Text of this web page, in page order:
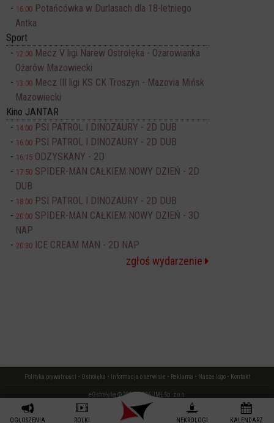
16:00 Potańcówka w Durlasach dla 18-letniego
Antka
Sport
12:00 Mecz V ligi Narew Ostrołęka - Ożarowianka
Ożarów Mazowiecki
13:00 Mecz III ligi KS CK Troszyn - Mazovia Mińsk
Mazowiecki
Kino JANTAR
14:00 PSI PATROL I DINOZAURY - 2D DUB
16:00 PSI PATROL I DINOZAURY - 2D DUB
16:15 ODZYSKANY - 2D
17:50 SPIDER-MAN CAŁKIEM NOWY DZIEŃ - 2D
DUB
18:00 PSI PATROL I DINOZAURY - 2D DUB
20:00 SPIDER-MAN CAŁKIEM NOWY DZIEŃ - 3D
NAP
20:30 ICE CREAM MAN - 2D NAP
zgłoś wydarzenie
Polityka prywatności • Ostrołęka • Informacja o serwisie • Reklama • Nasze logo• Kontakt
eOstrołęka © 2006 - 2026 JML Sp. z o.o.
OGŁOSZENIA ROLKI NEKROLOGI KALENDARZ